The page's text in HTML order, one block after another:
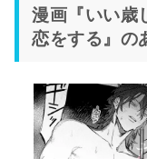
漫画『いい歳
恋をする』の